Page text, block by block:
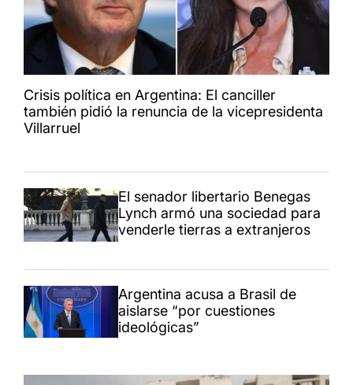
Crisis política en Argentina: El canciller
también pidió la renuncia de la vicepresidenta
Villarruel
El senador libertario Benegas
Lynch armó una sociedad para
venderle tierras a extranjeros
Argentina acusa a Brasil de
aislarse “por cuestiones
ideológicas”